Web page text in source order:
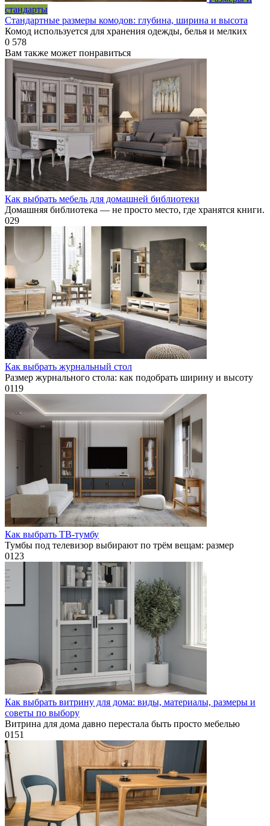
стандарты
Стандартные размеры комодов: глубина, ширина и высота
Комод используется для хранения одежды, белья и мелких
0 578
Вам также может понравиться
Как выбрать мебель для домашней библиотеки
Домашняя библиотека — не просто место, где хранятся книги.
029
Как выбрать журнальный стол
Размер журнального стола: как подобрать ширину и высоту
0119
Как выбрать ТВ-тумбу
Тумбы под телевизор выбирают по трём вещам: размер
0123
Как выбрать витрину для дома: виды, материалы, размеры и
советы по выбору
Витрина для дома давно перестала быть просто мебелью
0151